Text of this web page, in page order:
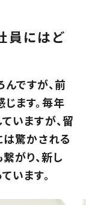
員にはど
ですが、前
ます。毎年
いますが、留
は驚かされる
がり、新し
います。